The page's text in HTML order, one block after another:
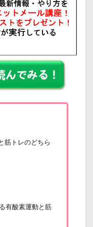
筋トレのどちら
有酸素運動と筋